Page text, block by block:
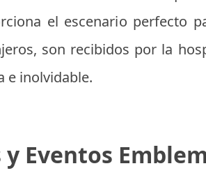
el escenario perfecto
son recibidos por la
e inolvidable.
Eventos